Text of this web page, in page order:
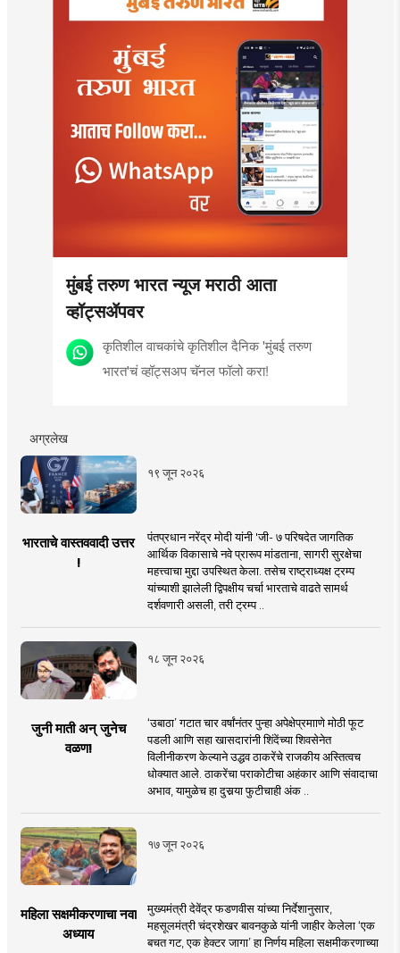
मुंबई तरुण भारत न्यूज मराठी आता
व्हॉट्सॲपवर
कृतिशील वाचकांचे कृतिशील दैनिक 'मुंबई तरुण
भारत'चं व्हॉट्सअप चॅनल फॉलो करा!
अग्रलेख
१९ जून २०२६
भारताचे वास्तववादी उत्तर
!
पंतप्रधान नरेंद्र मोदी यांनी 'जी- ७ परिषदेत जागतिक
आर्थिक विकासाचे नवे प्रारूप मांडताना, सागरी सुरक्षेचा
महत्त्वाचा मुद्दा उपस्थित केला. तसेच राष्ट्राध्यक्ष ट्रम्प
यांच्याशी झालेली द्विपक्षीय चर्चा भारताचे वाढते सामर्थ
दर्शवणारी असली, तरी ट्रम्प ..
१८ जून २०२६
जुनी माती अन् जुनेच
वळण!
‘उबाठा’ गटात चार वर्षांनंतर पुन्हा अपेक्षेप्रमााणे मोठी फूट
पडली आणि सहा खासदारांनी शिंदेंच्या शिवसेनेत
विलीनीकरण केल्याने उद्धव ठाकरेंचे राजकीय अस्तित्वच
धोक्यात आले. ठाकरेंचा पराकोटीचा अहंकार आणि संवादाचा
अभाव, यामुळेच हा दुसर्‍या फुटीचाही अंक ..
१७ जून २०२६
महिला सक्षमीकरणाचा नवा
अध्याय
मुख्यमंत्री देवेंद्र फडणवीस यांच्या निर्देशानुसार,
महसूलमंत्री चंद्रशेखर बावनकुळे यांनी जाहीर केलेला ‘एक
बचत गट, एक हेक्टर जागा’ हा निर्णय महिला सक्षमीकरणाच्या